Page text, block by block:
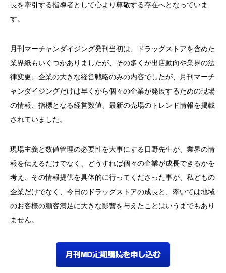
長を牽引する指導者として心より尊敬する存在へとなっていま
す。
月刊マーチャンダイジング発刊当初は、ドラッグストアを含めた
業界紙もいくつかありましたが、その多くが出店動向や業界の法
律変更、企業の大きな経営戦略のみの内容でしたが、月刊マーチ
ャンダイジングだけは早くから個々の企業が発展するための現場
の情報、指標となる経営数値、最新の売場のトレンド情報を掲載
されていました。
現場主義と数値管理の必要性を大事にする日野先生が、業界の情
報を伝えるだけでなく、どうすれば個々の企業が成長できるかを
考え、その情報提供を具体的に行ってくださった事が、私どもの
企業だけでなく、今日のドラッグストアの成長と、牽いては地域
のお客様の顧客満足に大きな影響を与えたことはいうまでもあり
ません。